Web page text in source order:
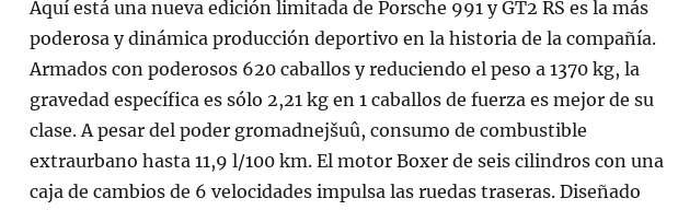
Aquí está una nueva edición limitada de Porsche 991 y GT2 RS es la más
poderosa y dinámica producción deportivo en la historia de la compañía.
Armados con poderosos 620 caballos y reduciendo el peso a 1370 kg, la
gravedad específica es sólo 2,21 kg en 1 caballos de fuerza es mejor de su
clase. A pesar del poder gromadnejšuû, consumo de combustible
extraurbano hasta 11,9 l/100 km. El motor Boxer de seis cilindros con una
caja de cambios de 6 velocidades impulsa las ruedas traseras. Diseñado